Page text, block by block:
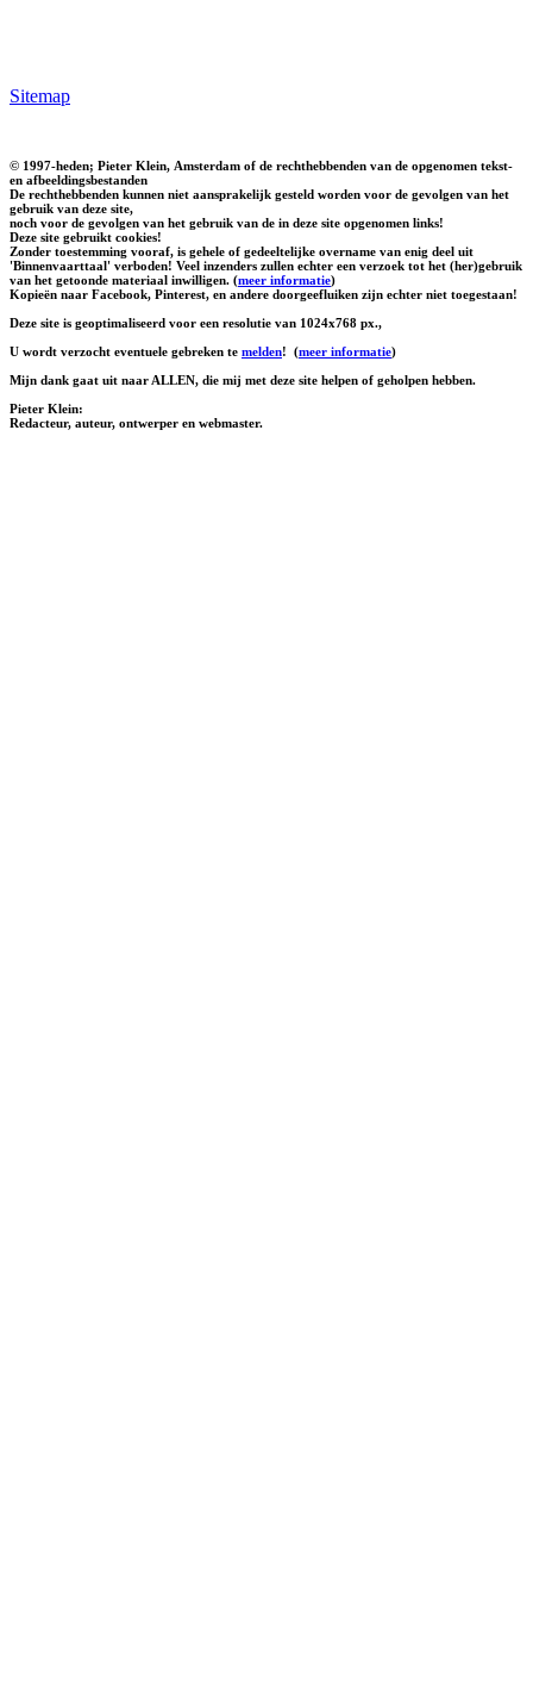
Sitemap
© 1997-heden; Pieter Klein, Amsterdam of de rechthebbenden van de opgenomen tekst-
en afbeeldingsbestanden
De rechthebbenden kunnen niet aansprakelijk gesteld worden voor de gevolgen van het
gebruik van deze site,
noch voor de gevolgen van het gebruik van de in deze site opgenomen links!
Deze site gebruikt cookies!
Zonder toestemming vooraf, is gehele of gedeeltelijke overname van enig deel uit
'Binnenvaarttaal' verboden! Veel inzenders zullen echter een verzoek tot het (her)gebruik
van het getoonde materiaal inwilligen. (meer informatie)
Kopieën naar Facebook, Pinterest, en andere doorgeefluiken zijn echter niet toegestaan!
Deze site is geoptimaliseerd voor een resolutie van 1024x768 px.,
U wordt verzocht eventuele gebreken te melden! (meer informatie)
Mijn dank gaat uit naar ALLEN, die mij met deze site helpen of geholpen hebben.
Pieter Klein:
Redacteur, auteur, ontwerper en webmaster.